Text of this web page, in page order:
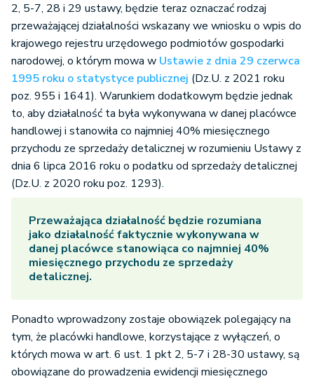
2, 5-7, 28 i 29 ustawy, będzie teraz oznaczać rodzaj
przeważającej działalności wskazany we wniosku o wpis do
krajowego rejestru urzędowego podmiotów gospodarki
narodowej, o którym mowa w Ustawie z dnia 29 czerwca
1995 roku o statystyce publicznej (Dz.U. z 2021 roku
poz. 955 i 1641). Warunkiem dodatkowym będzie jednak
to, aby działalność ta była wykonywana w danej placówce
handlowej i stanowiła co najmniej 40% miesięcznego
przychodu ze sprzedaży detalicznej w rozumieniu Ustawy z
dnia 6 lipca 2016 roku o podatku od sprzedaży detalicznej
(Dz.U. z 2020 roku poz. 1293).
Przeważająca działalność będzie rozumiana
jako działalność faktycznie wykonywana w
danej placówce stanowiąca co najmniej 40%
miesięcznego przychodu ze sprzedaży
detalicznej.
Ponadto wprowadzony zostaje obowiązek polegający na
tym, że placówki handlowe, korzystające z wyłączeń, o
których mowa w art. 6 ust. 1 pkt 2, 5-7 i 28-30 ustawy, są
obowiązane do prowadzenia ewidencji miesięcznego